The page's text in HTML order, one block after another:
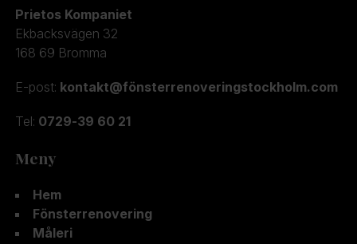
Prietos Kompaniet
Ekbacksvägen 32
168 69 Bromma
E-post: kontakt@fönsterrenoveringstockholm.com
Tel: 0729-39 60 21
Meny
Hem
Fönsterrenovering
Måleri